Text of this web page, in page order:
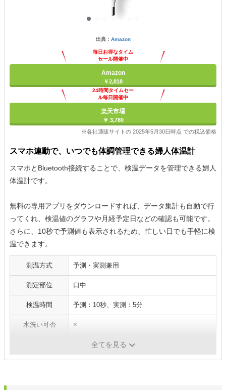
出典： Amazon
毎日お得なタイム
セール開催中
Amazon
￥2,818
24時間タイムセー
ル毎日開催中
楽天市場
￥ 3,780
※各社通販サイトの 2025年5月30日時点 での税込価格
スマホ連動で、いつでも体調管理できる婦人体温計
スマホとBluetooth接続することで、検温データを管理できる婦人
体温計です。
無料の専用アプリをダウンロードすれば、データ集計も自動で行
ってくれ、検温値のグラフや月経予定日などの確認も可能です。
さらに、10秒で予測値も表示されるため、忙しい日でも手軽に検
温できます。
測温方式 予測・実測兼用
測定部位 口中
検温時間 予測：10秒、実測：5分
水洗い可否 ×
全てを見る